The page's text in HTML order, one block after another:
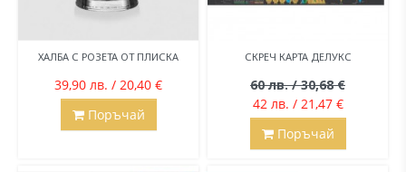
ХАЛБА С РОЗЕТА ОТ ПЛИСКА
39,90 лв. / 20,40 €
Поръчай
СКРЕЧ КАРТА ДЕЛУКС
60 лв. / 30,68 €
42 лв. / 21,47 €
Поръчай